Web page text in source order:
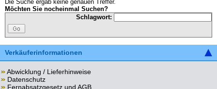
Die Suche ergab keine genauen Treffer.
Möchten Sie nocheinmal Suchen?
Schlagwort:
Verkäuferinformationen
Abwicklung / Lieferhinweise
Datenschutz
Fernabsatzgesetz und AGB